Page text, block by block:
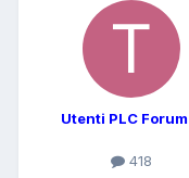
Utenti PLC
418